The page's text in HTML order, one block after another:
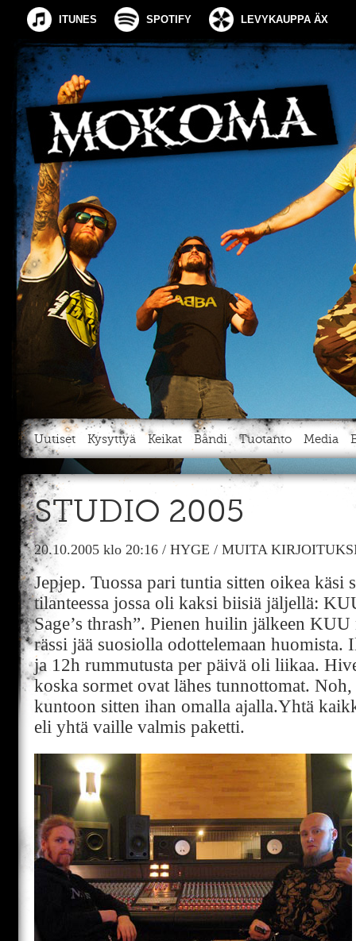
ITUNES SPOTIFY LEVYKAUPPA ÄX
Uutiset Kysyttyä Keikat Bändi Tuotanto Media
STUDIO 2005
20.10.2005 klo 20:16 / HYGE / MUITA
Jepjep. Tuossa pari tuntia sitten oikea käsi
tilanteessa jossa oli kaksi biisiä jäljellä:
Sage’s thrash”. Pienen huilin jälkeen
rässi jää suosiolla odottelemaan huomista.
ja 12h rummutusta per päivä oli liikaa.
koska sormet ovat lähes tunnottomat. Noh,
kuntoon sitten ihan omalla ajalla.Yhtä
eli yhtä vaille valmis paketti.